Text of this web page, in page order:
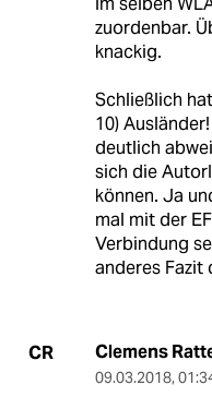
zuordenbar.
knackig.
Schließlich
10)
deutlich
sich die
können. Ja
mal mit der
Verbindung
anderes Fazit
CR Clemens
09.03.2018,